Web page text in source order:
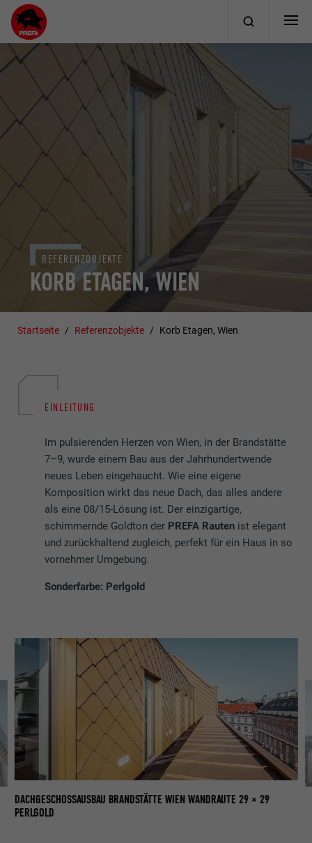
KORB ETAGEN, WIEN
REFERENZOBJEKTE
Startseite Referenzobjekte Korb Etagen, Wien
EINLEITUNG
Im pulsierenden Herzen von Wien, in der Brandstätte
7–9, wurde einem Bau aus der Jahrhundertwende
neues Leben eingehaucht. Wie eine eigene
Komposition wirkt das neue Dach, das alles andere
als eine 08/15-Lösung ist. Der einzigartige,
schimmernde Goldton der PREFA Rauten ist elegant
und zurückhaltend zugleich, perfekt für ein Haus in so
vornehmer Umgebung.
Sonderfarbe: Perlgold
DACHGESCHOSSAUSBAU BRANDSTÄTTE WIEN WANDRAUTE 29 × 29
PERLGOLD